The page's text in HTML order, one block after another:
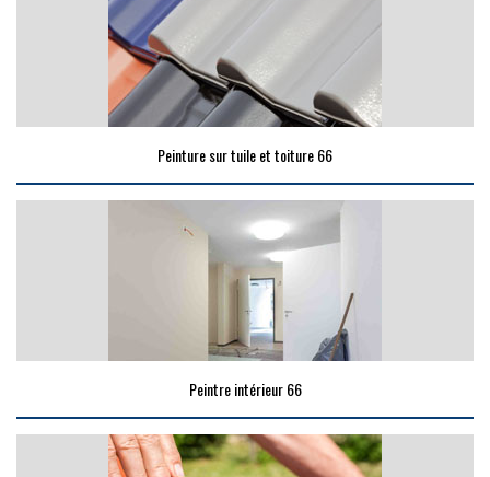
Peinture sur tuile et toiture 66
Peintre intérieur 66